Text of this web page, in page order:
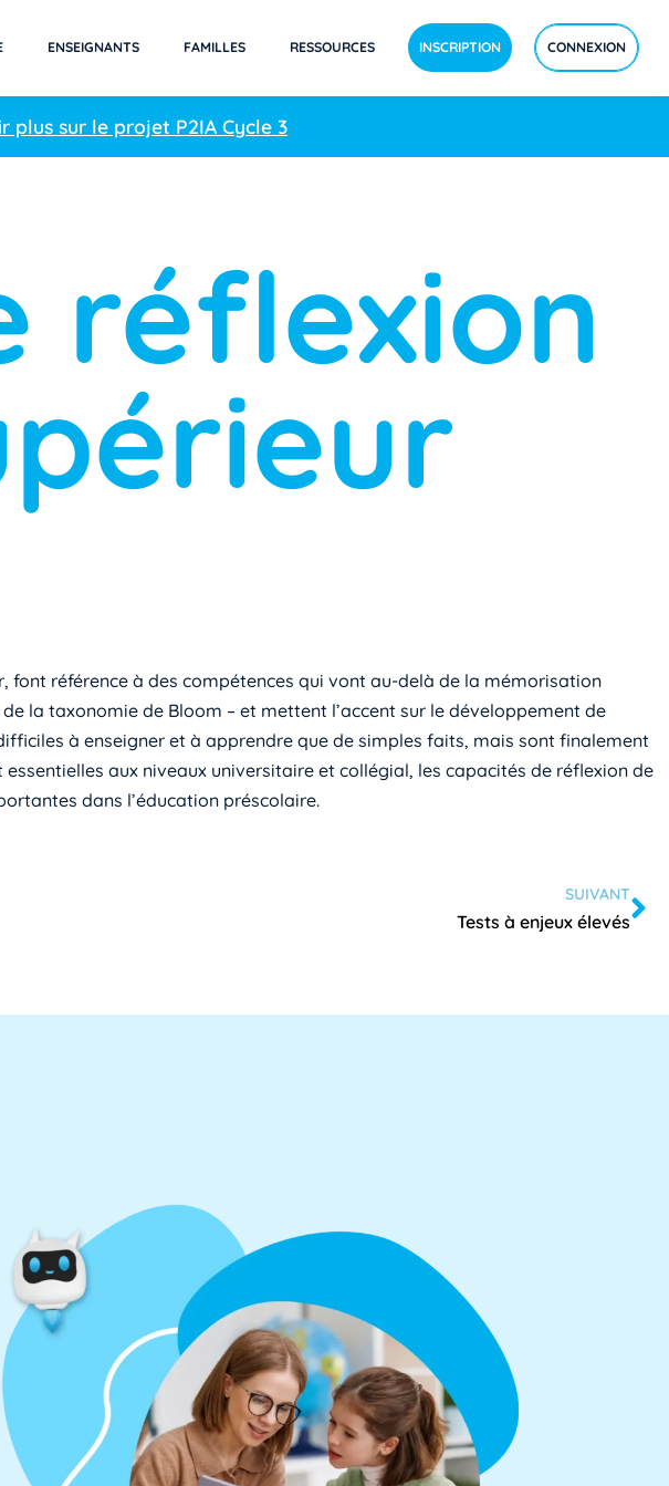
ENSEIGNANTS FAMILLES RESSOURCES INSCRIPTION CONNEXION
plus sur le projet P2IA Cycle 3
réflexion
font référence à des compétences qui vont au-delà de la mémorisation
la taxonomie de Bloom – et mettent l’accent sur le développement de
à enseigner et à apprendre que de simples faits, mais sont finalement
aux niveaux universitaire et collégial, les capacités de réflexion de
dans l’éducation préscolaire.
SUIVANT
Tests à enjeux élevés